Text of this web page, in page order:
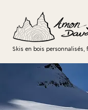
Skis en bois personnalisés,